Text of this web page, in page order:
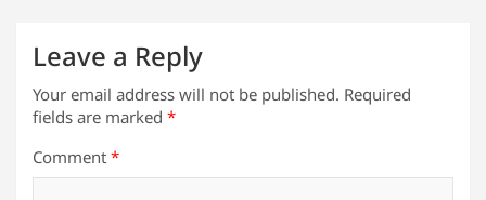
Leave a Reply
Your email address will not be published. Required
fields are marked *
Comment *